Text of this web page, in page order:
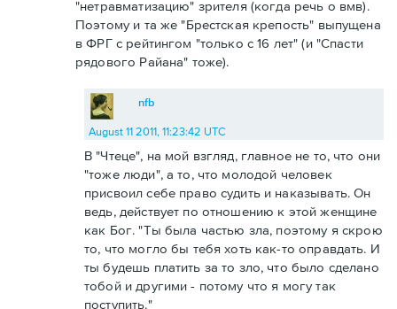
"нетравматизацию" зрителя (когда речь о вмв).
Поэтому и та же "Брестская крепость" выпущена
в ФРГ с рейтингом "только с 16 лет" (и "Спасти
рядового Райана" тоже).
nfb
August 11 2011, 11:23:42 UTC
В "Чтеце", на мой взгляд, главное не то, что они
"тоже люди", а то, что молодой человек
присвоил себе право судить и наказывать. Он
ведь, действует по отношению к этой женщине
как Бог. "Ты была частью зла, поэтому я скрою
то, что могло бы тебя хоть как-то оправдать. И
ты будешь платить за то зло, что было сделано
тобой и другими - потому что я могу так
поступить."